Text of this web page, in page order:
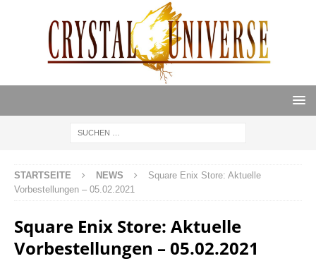
STARTSEITE NEWS
Square Enix Store: Aktuelle
Vorbestellungen – 05.02.2021
Square Enix Store: Aktuelle
Vorbestellungen – 05.02.2021